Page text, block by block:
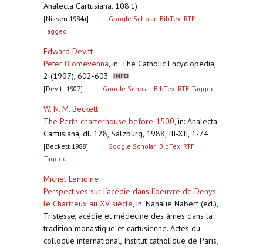
Analecta Cartusiana, 108:1)
[Nissen 1984a] Google Scholar BibTex RTF
Tagged
Edward Devitt
Peter Blomevenna, in: The Catholic Encyclopedia,
2 (1907), 602-603
[Devitt 1907] Google Scholar BibTex RTF Tagged
W. N. M. Beckett
The Perth charterhouse before 1500, in: Analecta
Cartusiana, dl. 128, Salzburg, 1988, III-XII, 1-74
[Beckett 1988] Google Scholar BibTex RTF
Tagged
Michel Lemoine
Perspectives sur l’acédie dans l’oeuvre de Denys
le Chartreux au XV siècle, in: Nahalie Nabert (ed.),
Tristesse, acédie et médecine des âmes dans la
tradition monastique et cartusienne. Actes du
colloque international, Institut catholique de Paris,